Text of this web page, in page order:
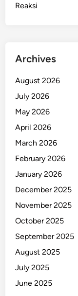
Reaksi
Archives
August 2026
July 2026
May 2026
April 2026
March 2026
February 2026
January 2026
December 2025
November 2025
October 2025
September 2025
August 2025
July 2025
June 2025